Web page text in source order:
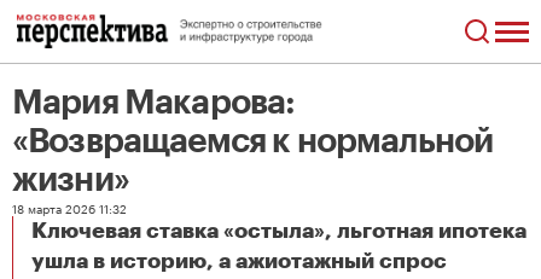
Мария Макарова:
«Возвращаемся к нормальной
жизни»
18 марта 2026 11:32
Ключевая ставка «остыла», льготная ипотека
ушла в историю, а ажиотажный спрос